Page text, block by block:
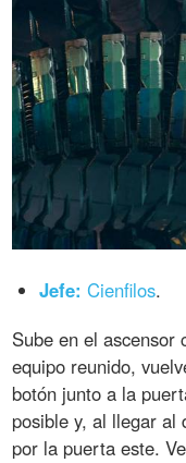
Jefe: Cienfilos.
Sube en el ascensor
equipo reunido,
botón junto a la
posible y, al llegar al
por la puerta este.